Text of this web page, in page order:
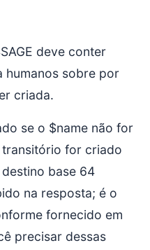
deve conter
humanos sobre por
criada.
se o $name não for
for criado
base 64
na resposta; é o
fornecido em
precisar dessas